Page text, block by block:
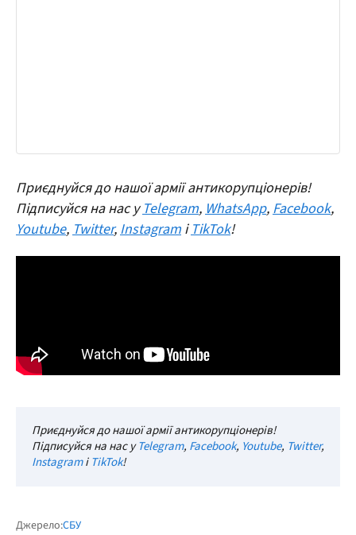
Приєднуйся до нашої армії антикорупціонерів!
Підписуйся на нас уTelegram,WhatsApp,Facebook,
Youtube,Twitter,Instagram іTikTok!
Приєднуйся до нашої армії антикорупціонерів!
Підписуйся на нас уTelegram, Facebook, Youtube, Twitter,
InstagramіTikTok!
Джерело:СБУ